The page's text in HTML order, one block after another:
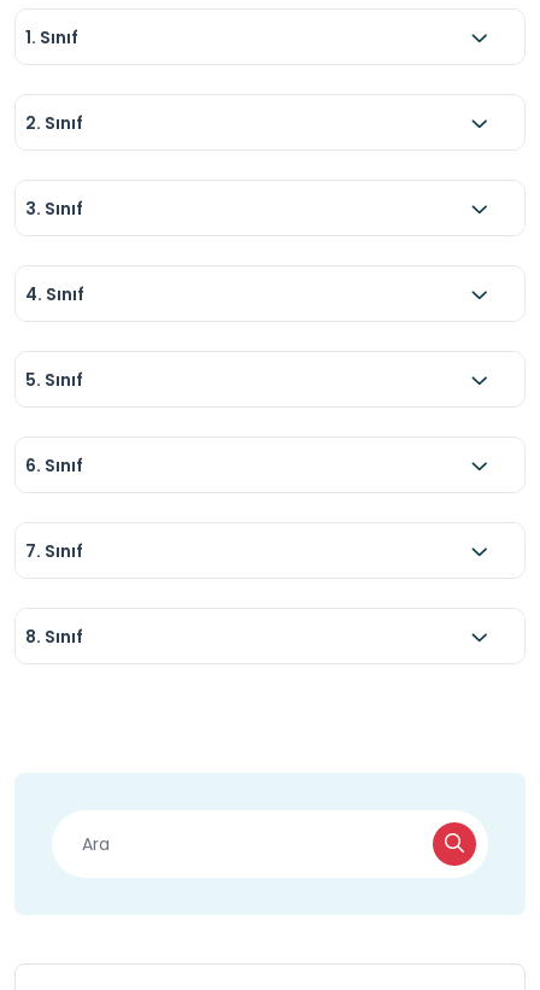
1. Sınıf
2. Sınıf
3. Sınıf
4. Sınıf
5. Sınıf
6. Sınıf
7. Sınıf
8. Sınıf